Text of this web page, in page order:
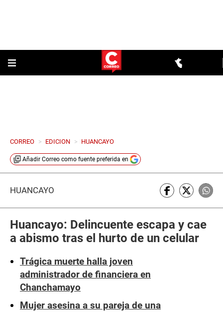
CORREO > EDICION > HUANCAYO
Añadir Correo como fuente preferida en
HUANCAYO
Huancayo: Delincuente escapa y cae
a abismo tras el hurto de un celular
Trágica muerte halla joven
administrador de financiera en
Chanchamayo
Mujer asesina a su pareja de una